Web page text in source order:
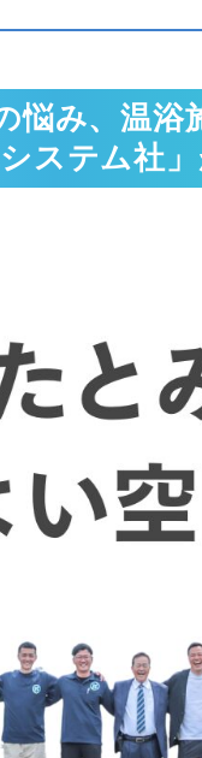
悩み、温浴
システム社